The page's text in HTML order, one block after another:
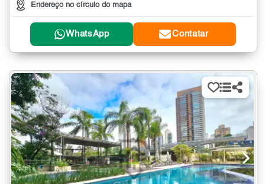
Endereço no círculo do mapa
WhatsApp Contatar